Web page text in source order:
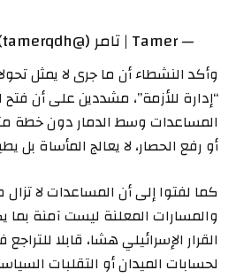
— Tamer | تامر (@tamerqdh)
وأكد النشطاء أن ما جرى لا يمثل
“إدارة للأزمة”، مشددين على أن فتح
المساعدات وسط الدمار دون خطة
أو رفع الحصار، لا يعالج المأساة بل
كما لفتوا إلى أن المساعدات لا
والمسارات المعلنة ليست آمنة
القرار الإسرائيلي هشا، قابلا
لحسابات الميدان أو التقلبات